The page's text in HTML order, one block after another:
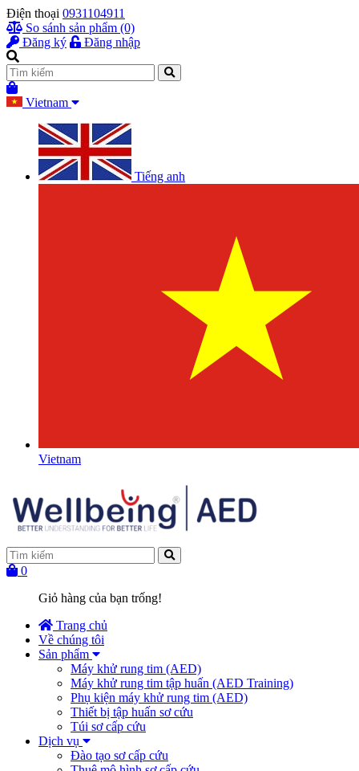
Điện thoại 0931104911
So sánh sản phẩm (0)
Đăng ký
Đăng nhập
Vietnam
Tiếng anh
Vietnam
0
Giỏ hàng của bạn trống!
Trang chủ
Về chúng tôi
Sản phẩm
Máy khử rung tim (AED)
Máy khử rung tim tập huấn (AED Training)
Phụ kiện máy khử rung tim (AED)
Thiết bị tập huấn sơ cứu
Túi sơ cấp cứu
Dịch vụ
Đào tạo sơ cấp cứu